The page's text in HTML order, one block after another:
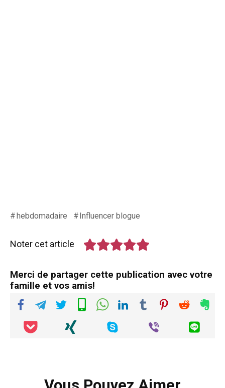
hebdomadaire Influencer blogue
Noter cet article
Merci de partager cette publication avec votre
famille et vos amis!